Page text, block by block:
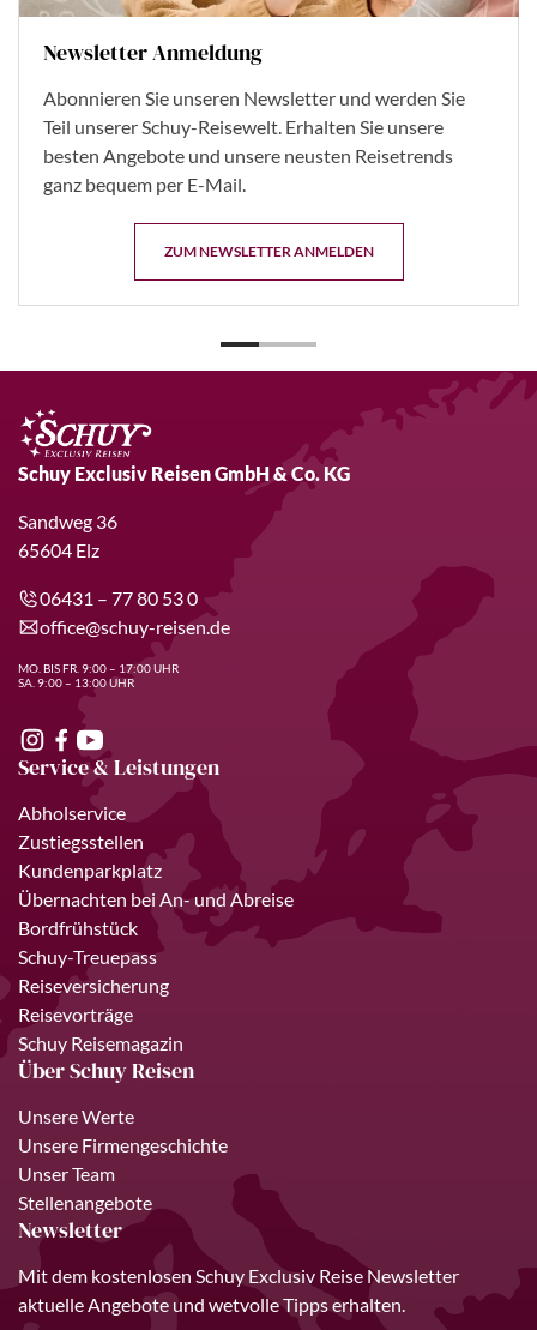
Newsletter Anmeldung
Abonnieren Sie unseren Newsletter und werden Sie
Teil unserer Schuy-Reisewelt. Erhalten Sie unsere
besten Angebote und unsere neusten Reisetrends
ganz bequem per E-Mail.
ZUM NEWSLETTER ANMELDEN
Schuy Exclusiv Reisen GmbH & Co. KG
Sandweg 36
65604 Elz
06431 – 77 80 53 0
office@schuy-reisen.de
MO. BIS FR. 9:00 – 17:00 UHR
SA. 9:00 – 13:00 UHR
Service & Leistungen
Abholservice
Zustiegsstellen
Kundenparkplatz
Übernachten bei An- und Abreise
Bordfrühstück
Schuy-Treuepass
Reiseversicherung
Reisevorträge
Schuy Reisemagazin
Über Schuy Reisen
Unsere Werte
Unsere Firmengeschichte
Unser Team
Stellenangebote
Newsletter
Mit dem kostenlosen Schuy Exclusiv Reise Newsletter
aktuelle Angebote und wetvolle Tipps erhalten.